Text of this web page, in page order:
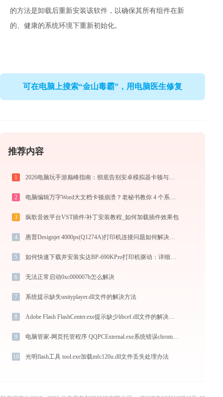
的方法是卸载后重新安装该软件，以确保其所有组件在新
的、健康的系统环境下重新初始化。
可在电脑上搜索“金山毒霸”，用电脑医生修复
推荐内容
1
2
3 疯歌音效平台VST插件/补丁安装教程_如何加载插件效果包
4
5
6 无法正常启动0xc000007b怎么解决
7 系统提示缺失unityplayer.dll文件的解决方法
8
9
10 光明flash工具 tool.exe加载mfc120u.dll文件丢失处理办法